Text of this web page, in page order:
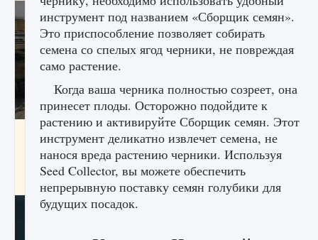
Как исправить текстовую ошибку
пользовательского интерфейса Delta
Force Hawk Ops
инструмент под названием «Сборщик семян».
Это приспособление позволяет собирать
семена со спелых ягод черники, не повреждая
само растение.
Когда ваша черника полностью созреет, она
принесет плоды. Осторожно подойдите к
растению и активируйте Сборщик семян. Этот
инструмент деликатно извлечет семена, не
нанося вреда растению черники. Используя
Seed Collector, вы можете обеспечить
непрерывную поставку семян голубики для
будущих посадок.